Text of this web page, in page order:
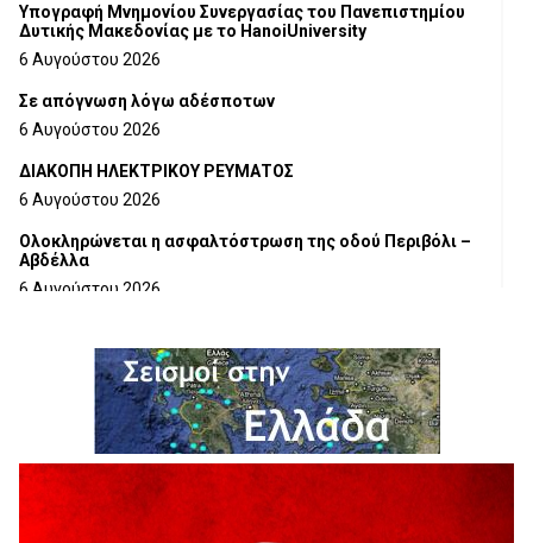
Υπογραφή Μνημονίου Συνεργασίας του Πανεπιστημίου
Δυτικής Μακεδονίας με το HanoiUniversity
6 Αυγούστου 2026
Σε απόγνωση λόγω αδέσποτων
6 Αυγούστου 2026
ΔΙΑΚΟΠΗ ΗΛΕΚΤΡΙΚΟΥ ΡΕΥΜΑΤΟΣ
6 Αυγούστου 2026
Ολοκληρώνεται η ασφαλτόστρωση της οδού Περιβόλι –
Αβδέλλα
6 Αυγούστου 2026
5 Αυγούστου 2026
Ο ΑΝΔΡΕΑΣ ΑΣΛΑΝΙΔΗΣ ΣΥΝΕΧΙΖΕΙ ΣΤΟΝ ΠΡΩΤΕΑ
ΓΡΕΒΕΝΩΝ
5 Αυγούστου 2026
Ευχαριστήριο Εκπολιτιστικού Συλλόγου Ταξιάρχη προς κ.
Παρασχάκη Αθανάσιο